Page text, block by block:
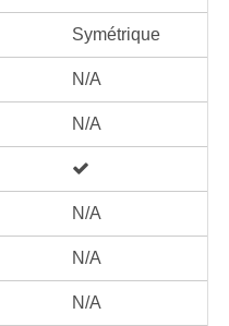
Symétrique
N/A
N/A
N/A
N/A
N/A